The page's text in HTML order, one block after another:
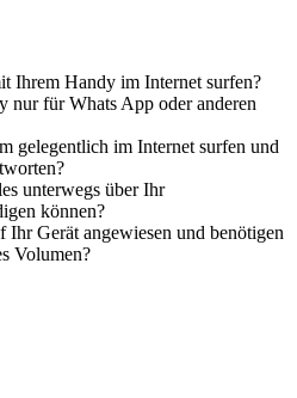
Ihrem Handy im Internet surfen?
nur für Whats App oder anderen
gelegentlich im Internet surfen und
unterwegs über Ihr
können?
Ihr Gerät angewiesen und benötigen
Volumen?